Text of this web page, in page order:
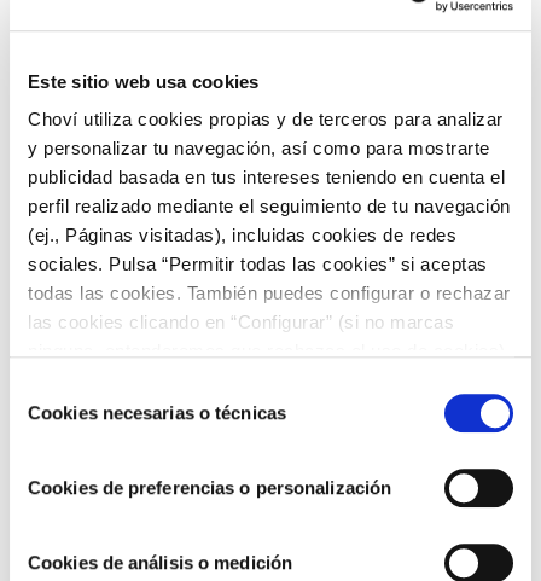
Este sitio web usa cookies
Choví utiliza cookies propias y de terceros para analizar
y personalizar tu navegación, así como para mostrarte
publicidad basada en tus intereses teniendo en cuenta el
perfil realizado mediante el seguimiento de tu navegación
(ej., Páginas visitadas), incluidas cookies de redes
sociales. Pulsa “Permitir todas las cookies” si aceptas
todas las cookies. También puedes configurar o rechazar
las cookies clicando en “Configurar” (si no marcas
COOKIES.
deCookies necesarias o técnicas
Cookies de preferencias o personalización
Cookies de análisis o medición
RECETAS CON ALIOLI
Champiñones rellenos con alioli
RECETAS CON ALIOLI